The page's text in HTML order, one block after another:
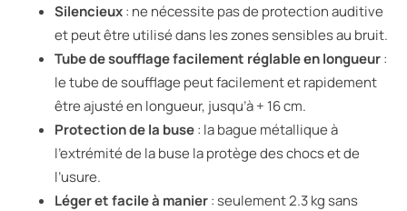
Silencieux: ne nécessite pas de protection auditive
et peut être utilisé dans les zones sensibles au bruit.
Tube de soufflage facilement réglable en longueur:
le tube de soufflage peut facilement et rapidement
être ajusté en longueur, jusqu’à + 16 cm.
Protection de la buse: la bague métallique à
l’extrémité de la buse la protège des chocs et de
l’usure.
Léger et facile à manier: seulement 2.3 kg sans